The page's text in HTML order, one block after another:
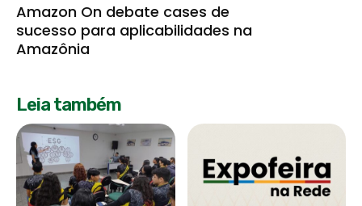
Amazon On debate cases de
sucesso para aplicabilidades na
Amazônia
Leia também